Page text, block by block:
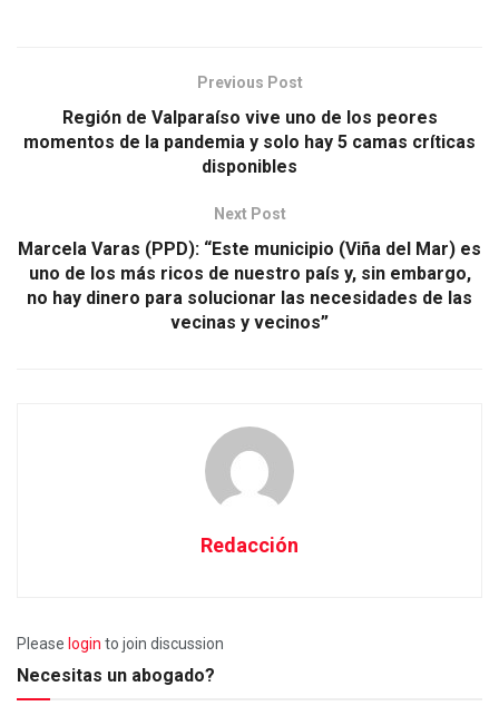
Previous Post
Región de Valparaíso vive uno de los peores
momentos de la pandemia y solo hay 5 camas críticas
disponibles
Next Post
Marcela Varas (PPD): “Este municipio (Viña del Mar) es
uno de los más ricos de nuestro país y, sin embargo,
no hay dinero para solucionar las necesidades de las
vecinas y vecinos”
Redacción
Please login to join discussion
Necesitas un abogado?